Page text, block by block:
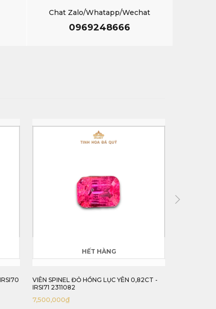
Chat Zalo/Whatapp/Wechat
0969248666
LỤC YÊN 0,82CT -
VIÊN SPINEL HỒNG LỤC YÊN 0,93CT -